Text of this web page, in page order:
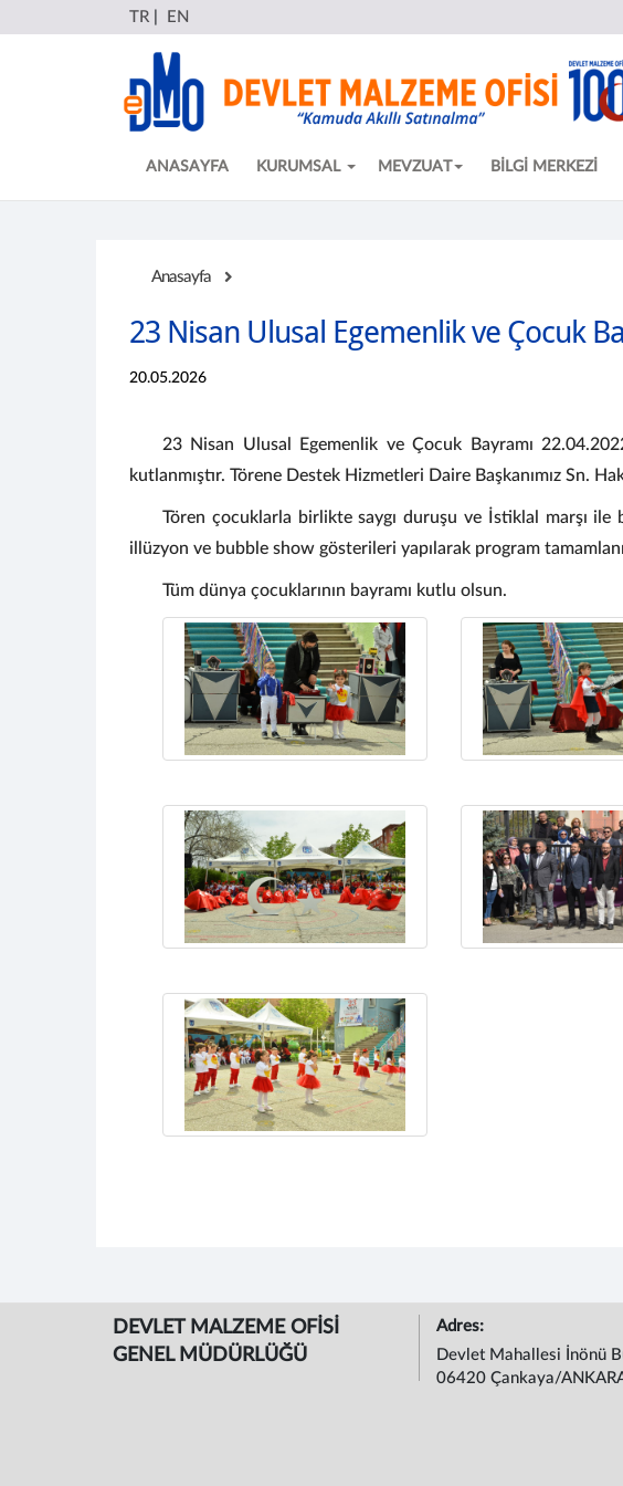
TR EN
ANASAYFA KURUMSAL MEVZUAT BİLGİ MERKEZİ
Anasayfa
23 Nisan Ulusal Egemenlik ve Çocuk
20.05.2026
23 Nisan Ulusal Egemenlik ve Çocuk Bayramı
kutlanmıştır. Törene Destek Hizmetleri Daire Başkanımız Sn.
Tören çocuklarla birlikte saygı duruşu ve İstiklal marşı ile
illüzyon ve bubble show gösterileri yapılarak program
Tüm dünya çocuklarının bayramı kutlu olsun.
DEVLET MALZEME OFİSİ
GENEL MÜDÜRLÜĞÜ
Adres:
Devlet Mahallesi İnönü
06420 Çankaya/